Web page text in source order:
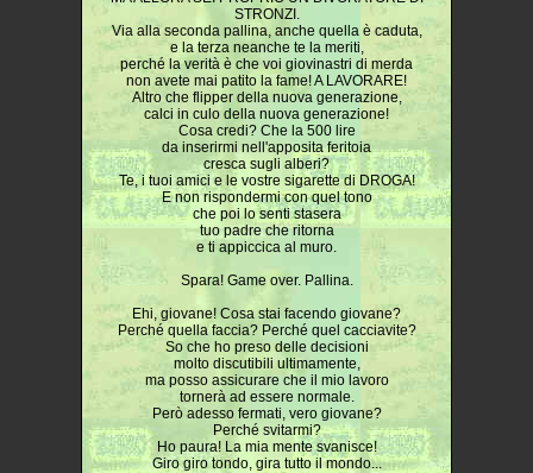
STRONZI.
Via alla seconda pallina, anche quella è caduta,
e la terza neanche te la meriti,
perché la verità è che voi giovinastri di merda
non avete mai patito la fame! A LAVORARE!
Altro che flipper della nuova generazione,
calci in culo della nuova generazione!
Cosa credi? Che la 500 lire
da inserirmi nell'apposita feritoia
cresca sugli alberi?
Te, i tuoi amici e le vostre sigarette di DROGA!
E non rispondermi con quel tono
che poi lo senti stasera
tuo padre che ritorna
e ti appiccica al muro.
Spara! Game over. Pallina.
Ehi, giovane! Cosa stai facendo giovane?
Perché quella faccia? Perché quel cacciavite?
So che ho preso delle decisioni
molto discutibili ultimamente,
ma posso assicurare che il mio lavoro
tornerà ad essere normale.
Però adesso fermati, vero giovane?
Perché svitarmi?
Ho paura! La mia mente svanisce!
Giro giro tondo, gira tutto il mondo...